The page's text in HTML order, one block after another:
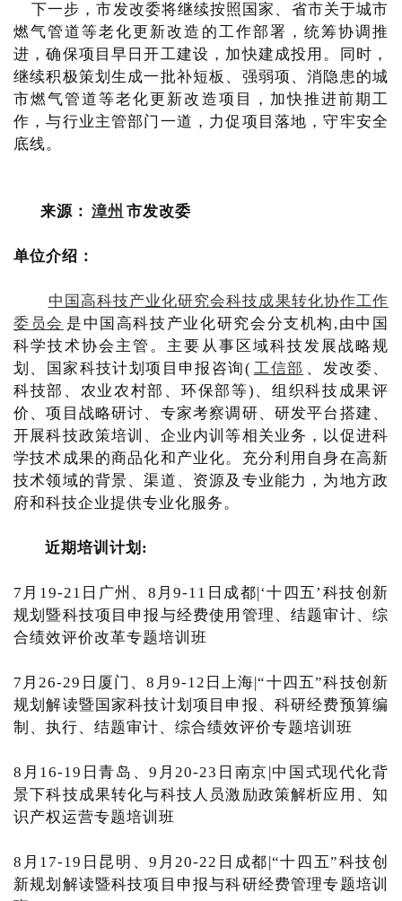
下一步，市发改委将继续按照国家、省市关于城市
燃气管道等老化更新改造的工作部署，统筹协调推
进，确保项目早日开工建设，加快建成投用。同时，
继续积极策划生成一批补短板、强弱项、消隐患的城
市燃气管道等老化更新改造项目，加快推进前期工
作，与行业主管部门一道，力促项目落地，守牢安全
底线。
来源： 漳州 市发改委
单位介绍：
中国高科技产业化研究会科技成果转化协作工作
委员会 是中国高科技产业化研究会分支机构,由中国
科学技术协会主管。主要从事区域科技发展战略规
划、国家科技计划项目申报咨询( 工信部 、发改委、
科技部、农业农村部、环保部等)、组织科技成果评
价、项目战略研讨、专家考察调研、研发平台搭建、
开展科技政策培训、企业内训等相关业务，以促进科
学技术成果的商品化和产业化。充分利用自身在高新
技术领域的背景、渠道、资源及专业能力，为地方政
府和科技企业提供专业化服务。
近期培训计划:
7月19-21日广州、8月9-11日成都|‘十四五’科技创新
规划暨科技项目申报与经费使用管理、结题审计、综
合绩效评价改革专题培训班
7月26-29日厦门、8月9-12日上海|“十四五”科技创新
规划解读暨国家科技计划项目申报、科研经费预算编
制、执行、结题审计、综合绩效评价专题培训班
8月16-19日青岛、9月20-23日南京|中国式现代化背
景下科技成果转化与科技人员激励政策解析应用、知
识产权运营专题培训班
8月17-19日昆明、9月20-22日成都|“十四五”科技创
新规划解读暨科技项目申报与科研经费管理专题培训